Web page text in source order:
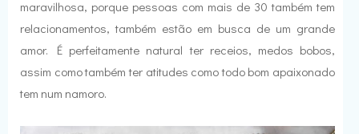
maravilhosa, porque pessoas com mais de 30 também tem
relacionamentos, também estão em busca de um grande
amor. É perfeitamente natural ter receios, medos bobos,
assim como também ter atitudes como todo bom apaixonado
tem num namoro.